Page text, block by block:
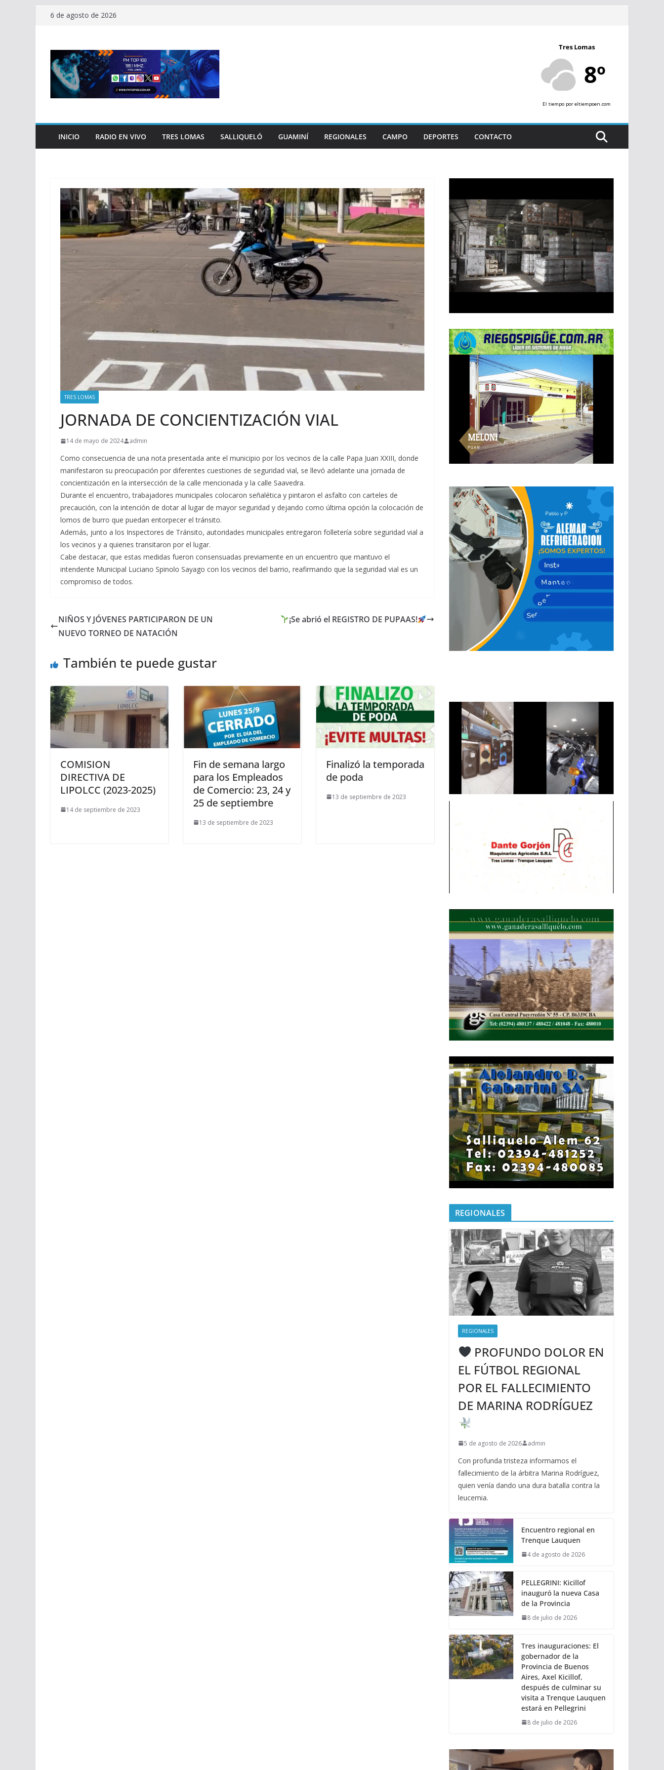
Saltar6 de agosto de 2026
Tres Lomas
8º
El tiempo por eltiempoen.com
INICIO RADIO EN VIVO TRES LOMAS SALLIQUELÓ GUAMINÍ REGIONALES CAMPO DEPORTES CONTACTO
TRES LOMAS
JORNADA DE CONCIENTIZACIÓN VIAL
14 de mayo de 2024 admin
Como consecuencia de una nota presentada ante el municipio por los vecinos de la calle Papa Juan XXIII, donde
manifestaron su preocupación por diferentes cuestiones de seguridad vial, se llevó adelante una jornada de
concientización en la intersección de la calle mencionada y la calle Saavedra.
Durante el encuentro, trabajadores municipales colocaron señalética y pintaron el asfalto con carteles de
precaución, con la intención de dotar al lugar de mayor seguridad y dejando como última opción la colocación de
lomos de burro que puedan entorpecer el tránsito.
Además, junto a los Inspectores de Tránsito, autoridades municipales entregaron folletería sobre seguridad vial a
los vecinos y a quienes transitaron por el lugar.
Cabe destacar, que estas medidas fueron consensuadas previamente en un encuentro que mantuvo el
intendente Municipal Luciano Spinolo Sayago con los vecinos del barrio, reafirmando que la seguridad vial es un
compromiso de todos.
NIÑOS Y JÓVENES PARTICIPARON DE UN
NUEVO TORNEO DE NATACIÓN
¡Se abrió el REGISTRO DE PUPAAS!
También te puede gustar
COMISION
DIRECTIVA DE
LIPOLCC (2023-2025)
14 de septiembre de 2023
Fin de semana largo
para los Empleados
de Comercio: 23, 24 y
25 de septiembre
13 de septiembre de 2023
Finalizó la temporada
de poda
13 de septiembre de 2023
REGIONALES
REGIONALES
PROFUNDO DOLOR EN
EL FÚTBOL REGIONAL
POR EL FALLECIMIENTO
DE MARINA RODRÍGUEZ
5 de agosto de 2026 admin
Con profunda tristeza informamos el
fallecimiento de la árbitra Marina Rodríguez,
quien venía dando una dura batalla contra la
leucemia.
Encuentro regional en
Trenque Lauquen
4 de agosto de 2026
PELLEGRINI: Kicillof
inauguró la nueva Casa
de la Provincia
8 de julio de 2026
Tres inauguraciones: El
gobernador de la
Provincia de Buenos
Aires, Axel Kicillof,
después de culminar su
visita a Trenque Lauquen
estará en Pellegrini
8 de julio de 2026